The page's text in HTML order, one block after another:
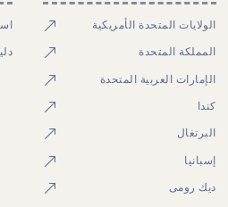
الولايات المتحدة الأمريكية
المملكة المتحدة
الإمارات العربية المتحدة
كندا
البرتغال
إسبانيا
ديك رومى